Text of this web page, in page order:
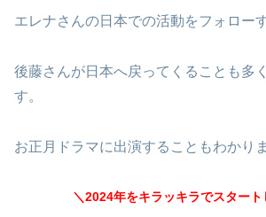
エレナさんの日本での活動をフォロー
後藤さんが日本へ戻ってくることも多
す。
お正月ドラマに出演することもわかり
＼2024年をキラッキラでスタート